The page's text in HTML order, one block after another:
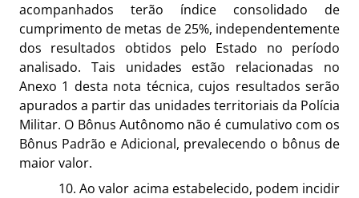
acompanhados terão índice consolidado de
cumprimento de metas de 25%, independentemente
dos resultados obtidos pelo Estado no período
analisado. Tais unidades estão relacionadas no
Anexo 1 desta nota técnica, cujos resultados serão
apurados a partir das unidades territoriais da Polícia
Militar. O Bônus Autônomo não é cumulativo com os
Bônus Padrão e Adicional, prevalecendo o bônus de
maior valor.
10. Ao valor acima estabelecido, podem incidir